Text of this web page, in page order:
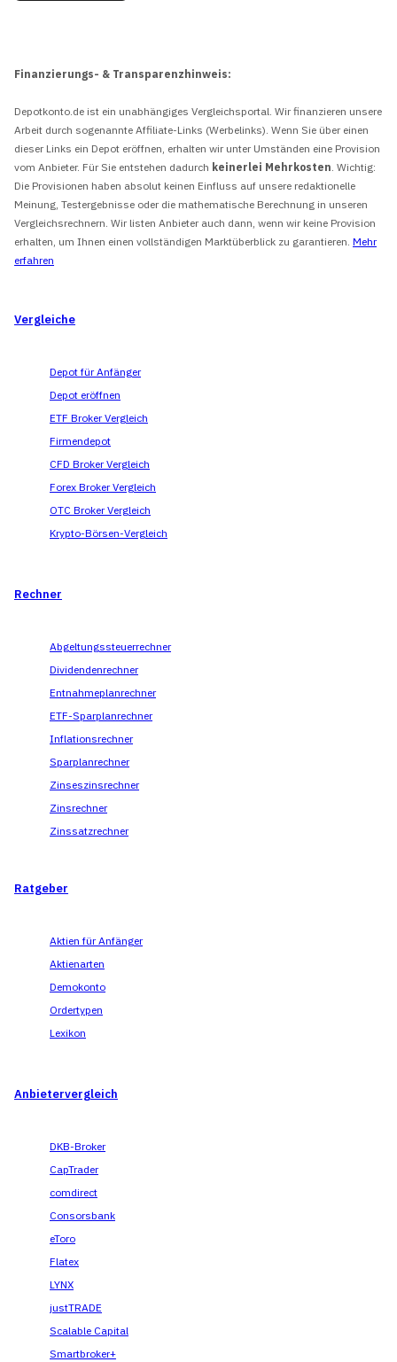
Finanzierungs- & Transparenzhinweis:
Depotkonto.de ist ein unabhängiges Vergleichsportal. Wir finanzieren unsere
Arbeit durch sogenannte Affiliate-Links (Werbelinks). Wenn Sie über einen
dieser Links ein Depot eröffnen, erhalten wir unter Umständen eine Provision
vom Anbieter. Für Sie entstehen dadurch keinerlei Mehrkosten. Wichtig:
Die Provisionen haben absolut keinen Einfluss auf unsere redaktionelle
Meinung, Testergebnisse oder die mathematische Berechnung in unseren
Vergleichsrechnern. Wir listen Anbieter auch dann, wenn wir keine Provision
erhalten, um Ihnen einen vollständigen Marktüberblick zu garantieren. Mehr
erfahren
Vergleiche
Depot für Anfänger
Depot eröffnen
ETF Broker Vergleich
Firmendepot
CFD Broker Vergleich
Forex Broker Vergleich
OTC Broker Vergleich
Krypto-Börsen-Vergleich
Rechner
Abgeltungssteuerrechner
Dividendenrechner
Entnahmeplanrechner
ETF-Sparplanrechner
Inflationsrechner
Sparplanrechner
Zinseszinsrechner
Zinsrechner
Zinssatzrechner
Ratgeber
Aktien für Anfänger
Aktienarten
Demokonto
Ordertypen
Lexikon
Anbietervergleich
DKB-Broker
CapTrader
comdirect
Consorsbank
eToro
Flatex
LYNX
justTRADE
Scalable Capital
Smartbroker+